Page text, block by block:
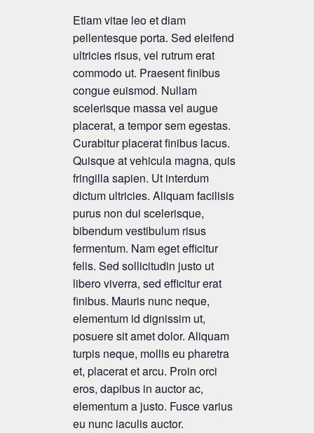
Etiam vitae leo et diam
pellentesque porta. Sed eleifend
ultricies risus, vel rutrum erat
commodo ut. Praesent finibus
congue euismod. Nullam
scelerisque massa vel augue
placerat, a tempor sem egestas.
Curabitur placerat finibus lacus.
Quisque at vehicula magna, quis
fringilla sapien. Ut interdum
dictum ultricies. Aliquam facilisis
purus non dui scelerisque,
bibendum vestibulum risus
fermentum. Nam eget efficitur
felis. Sed sollicitudin justo ut
libero viverra, sed efficitur erat
finibus. Mauris nunc neque,
elementum id dignissim ut,
posuere sit amet dolor. Aliquam
turpis neque, mollis eu pharetra
et, placerat et arcu. Proin orci
eros, dapibus in auctor ac,
elementum a justo. Fusce varius
eu nunc iaculis auctor.